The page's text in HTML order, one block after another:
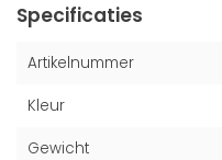
Specificaties
Artikelnummer
Kleur
Gewicht